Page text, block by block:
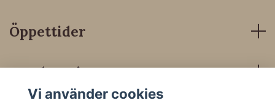
Öppettider
Kundservice
Vi använder cookies